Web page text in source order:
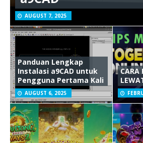
AUGUST 7, 2025
Panduan Lengkap
Instalasi a9CAD untuk
Pengguna Pertama Kali
AUGUST 6, 2025
CARA